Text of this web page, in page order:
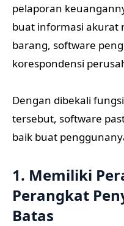
pelaporan
buat informasi akurat
barang, software
korespondensi
Dengan dibekali
tersebut, software
baik buat
1. Memiliki
Perangkat
Batas